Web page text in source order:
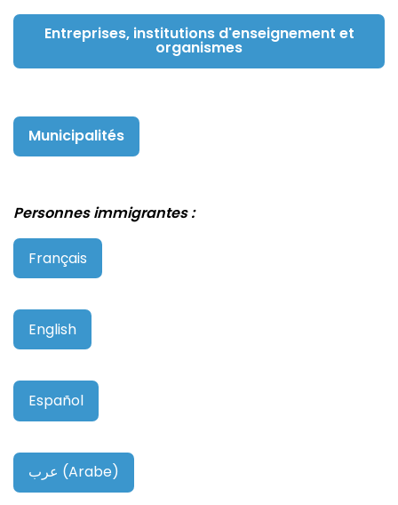
Entreprises, institutions d'enseignement et
organismes
Municipalités
Personnes immigrantes :
Français
English
Español
عرب (Arabe)